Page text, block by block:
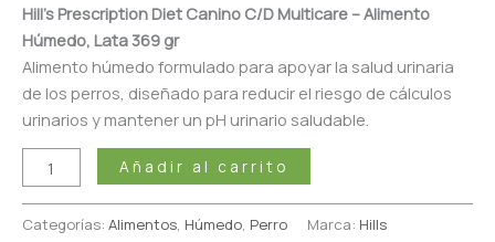
Hill’s Prescription Diet Canino C/D Multicare – Alimento
Húmedo, Lata 369 gr
Alimento húmedo formulado para apoyar la salud urinaria
de los perros, diseñado para reducir el riesgo de cálculos
urinarios y mantener un pH urinario saludable.
Añadir al carrito
Categorías: Alimentos, Húmedo, Perro Marca: Hills